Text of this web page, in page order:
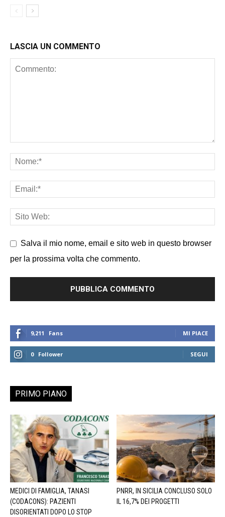
LASCIA UN COMMENTO
Salva il mio nome, email e sito web in questo browser
per la prossima volta che commento.
9,211 Fans MI PIACE
0 Follower SEGUI
PRIMO PIANO
MEDICI DI FAMIGLIA, TANASI
(CODACONS): PAZIENTI
DISORIENTATI DOPO LO STOP
PNRR, IN SICILIA CONCLUSO SOLO
IL 16,7% DEI PROGETTI